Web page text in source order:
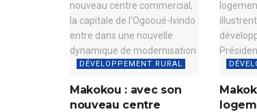
DÉVELOPPEMENT RURAL
Makokou : avec son
nouveau centre